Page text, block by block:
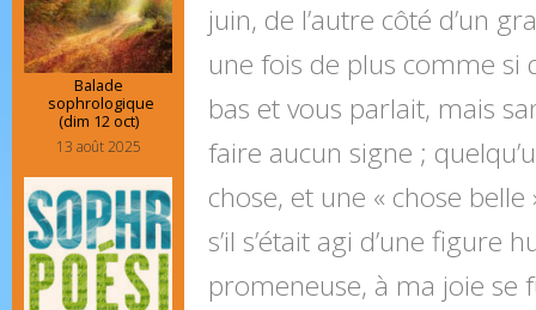
juin, de l’autre côté d’un
une fois de plus comme si
bas et vous parlait, mais
faire aucun signe ;
chose, et une « chose
s’il s’était agi d’une figure
promeneuse, à ma joie se
Balade
sophrologique
(dim 12 oct)
13 août 2025